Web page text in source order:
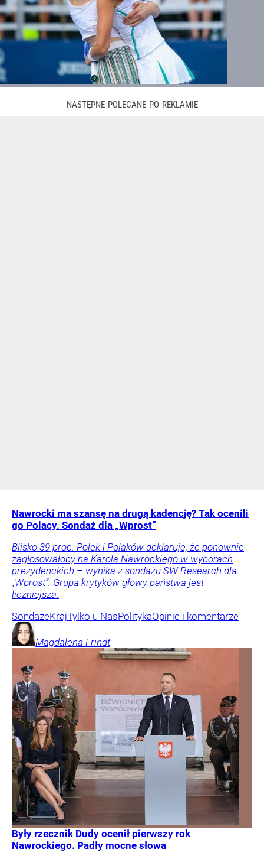
Nawrocki ma szansę na drugą kadencję? Tak ocenili
go Polacy. Sondaż dla „Wprost”
Blisko 39 proc. Polek i Polaków deklaruje, że ponownie
zagłosowałoby na Karola Nawrockiego w wyborach
prezydenckich – wynika z sondażu SW Research dla
„Wprost”. Grupa krytyków głowy państwa jest
liczniejsza.
SondażeKrajTylko u NasPolitykaOpinie i komentarze
Magdalena Frindt
Były rzecznik Dudy ocenił pierwszy rok
Nawrockiego. Padły mocne słowa